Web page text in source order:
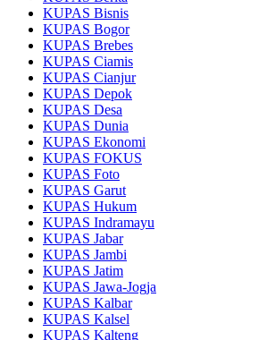
KUPAS Bisnis
KUPAS Bogor
KUPAS Brebes
KUPAS Ciamis
KUPAS Cianjur
KUPAS Depok
KUPAS Desa
KUPAS Dunia
KUPAS Ekonomi
KUPAS FOKUS
KUPAS Foto
KUPAS Garut
KUPAS Hukum
KUPAS Indramayu
KUPAS Jabar
KUPAS Jambi
KUPAS Jatim
KUPAS Jawa-Jogja
KUPAS Kalbar
KUPAS Kalsel
KUPAS Kalteng